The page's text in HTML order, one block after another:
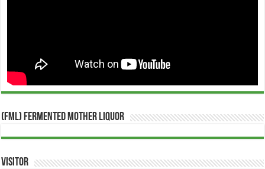
(FML) Fermented Mother Liquor
Visitor